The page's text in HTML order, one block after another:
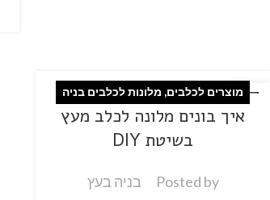
27
פבר
מוצרים לכלבים, מלונות לכלבים בניה
עצמית
איך בונים מלונה לכלב מעץ
בשיטת DIY
Posted by בניה בעץ